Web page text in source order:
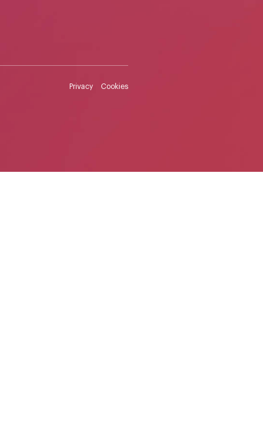
Privacy Cookies